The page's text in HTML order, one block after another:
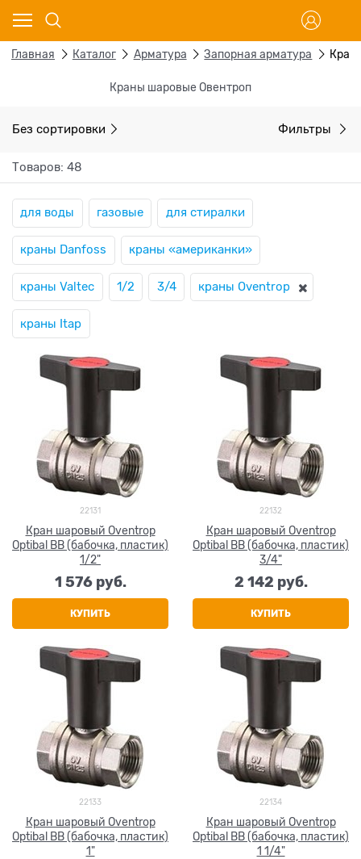
Главная Каталог Арматура Запорная арматура
Краны шаровые Овентроп
Без сортировки Фильтры
Товаров: 48
для воды газовые для стиралки
краны Danfoss краны «американки»
краны Valtec 1/2 3/4 краны Oventrop
краны Itap
22131
Кран шаровый Oventrop
Optibal ВВ (бабочка, пластик)
1/2"
1 576 руб.
КУПИТЬ
22132
Кран шаровый Oventrop
Optibal ВВ (бабочка, пластик)
3/4"
2 142 руб.
КУПИТЬ
22133
Кран шаровый Oventrop
Optibal ВВ (бабочка, пластик)
1"
22134
Кран шаровый Oventrop
Optibal ВВ (бабочка, пластик)
1 1/4"